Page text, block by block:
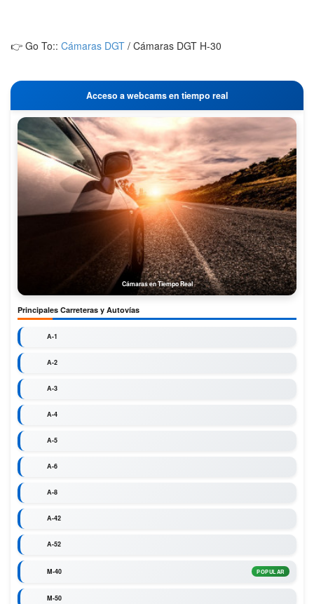
👉 Go To:: Cámaras DGT / Cámaras DGT H-30
Acceso a webcams en tiempo real
Cámaras en Tiempo Real
Principales Carreteras y Autovías
A-1
A-2
A-3
A-4
A-5
A-6
A-8
A-42
A-52
M-40 POPULAR
M-50